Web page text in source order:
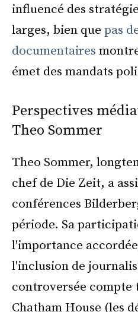
influencé des
larges, bien que pas
documentaires
émet des mandats
Perspectives
Theo Sommer
Theo Sommer,
chef de Die Zeit, a
conférences
période. Sa
l'importance
l'inclusion de
controversée compte
Chatham House (les